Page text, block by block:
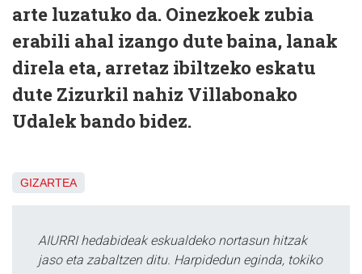
arte luzatuko da. Oinezkoek zubia
erabili ahal izango dute baina, lanak
direla eta, arretaz ibiltzeko eskatu
dute Zizurkil nahiz Villabonako
Udalek bando bidez.
GIZARTEA
AIURRI hedabideak eskualdeko nortasun hitzak
jaso eta zabaltzen ditu. Harpidedun eginda, tokiko